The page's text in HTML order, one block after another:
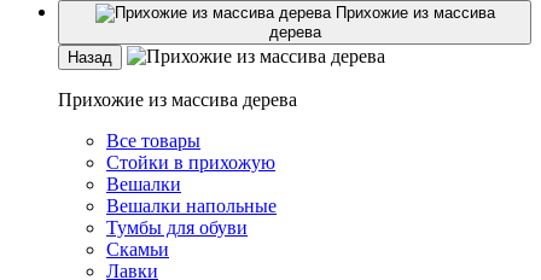
Прихожие из массива
дерева
Назад
Прихожие из массива дерева
Все товары
Стойки в прихожую
Вешалки
Вешалки напольные
Тумбы для обуви
Скамьи
Лавки